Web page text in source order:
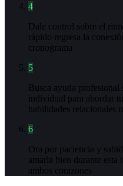
4
Dale control sobre el
rápido regresa la
cronograma
5
Busca ayuda profesional
individual para abordar
habilidades relacionales
6
Ora por paciencia y
amarla bien durante esta
ambos corazones